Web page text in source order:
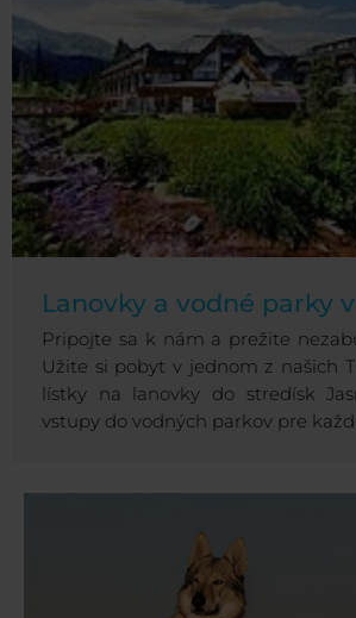
Lanovky a vodné parky
Pripojte sa k nám a prežite
Užite si pobyt v jednom z našich
lístky na lanovky do stredísk
vstupy do vodných parkov pre